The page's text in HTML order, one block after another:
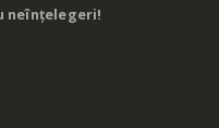
neînțelegeri!